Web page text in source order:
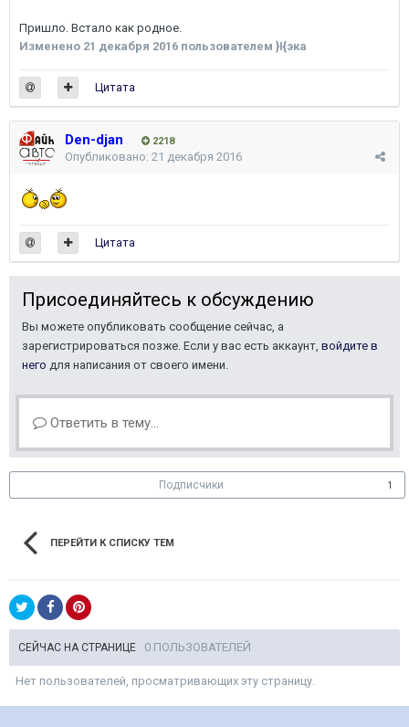
Пришло. Встало как родное.
Изменено 21 декабря 2016 пользователем }I{эка
Цитата
Den-djan 2218
Опубликовано: 21 декабря 2016
Цитата
Присоединяйтесь к обсуждению
Вы можете опубликовать сообщение сейчас, а
зарегистрироваться позже. Если у вас есть аккаунт, войдите в
него для написания от своего имени.
Ответить в тему...
Подписчики 1
ПЕРЕЙТИ К СПИСКУ ТЕМ
СЕЙЧАС НА СТРАНИЦЕ 0 ПОЛЬЗОВАТЕЛЕЙ
Нет пользователей, просматривающих эту страницу.